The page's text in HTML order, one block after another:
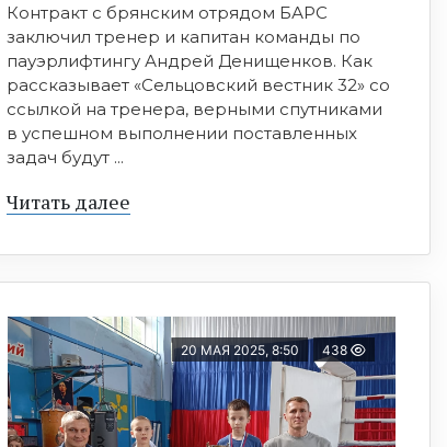
Контракт с брянским отрядом БАРС
заключил тренер и капитан команды по
пауэрлифтингу Андрей Денищенков. Как
рассказывает «Сельцовский вестник 32» со
ссылкой на тренера, верными спутниками
в успешном выполнении поставленных
задач будут ...
Читать далее
20 МАЯ 2025, 8:50 438